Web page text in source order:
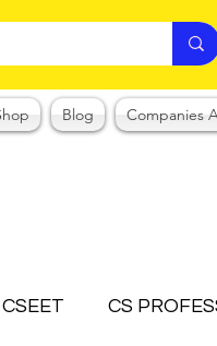
Blog Companies
CSEET CS